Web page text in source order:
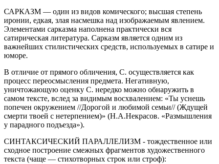
САРКАЗМ — один из видов комического; высшая степень
иронии, едкая, злая насмешка над изображаемым явлением.
Элементами сарказма наполнена практически вся
сатирическая литература. Сарказм является одним из
важнейших стилистических средств, используемых в сатире и
юморе.
В отличие от прямого обличения, С. осуществляется как
процесс переосмысления предмета. Негативную,
уничтожающую оценку С. нередко можно обнаружить в
самом тексте, вслед за видимым восхвалением: «Ты уснешь
попечен окружением //Дорогой и любимой семьи// (Ждущей
смерти твоей с нетерпением)» (Н.А.Некрасов. «Размышления
у парадного подъезда»).
СИНТАКСИЧЕСКИЙ ПАРАЛЛЕЛИЗМ - тождественное или
сходное построение смежных фрагментов художественного
текста (чаще — стихотворных строк или строф):